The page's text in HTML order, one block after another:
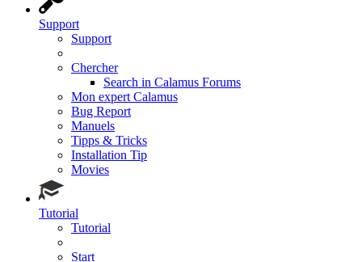
Support
Support
Chercher
Search in Calamus Forums
Mon expert Calamus
Bug Report
Manuels
Tipps & Tricks
Installation Tip
Movies
Tutorial
Tutorial
Start